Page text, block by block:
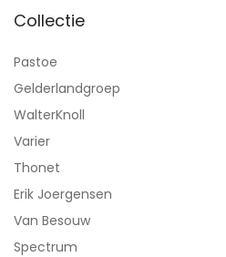
Collectie
Pastoe
Gelderlandgroep
WalterKnoll
Varier
Thonet
Erik Joergensen
Van Besouw
Spectrum